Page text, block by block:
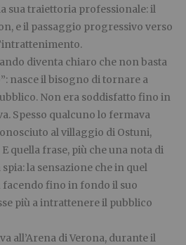
sua traiettoria professionale: il
e il passaggio progressivo verso
diventa chiaro che non basta
nasce il bisogno di tornare a
Non era soddisfatto fino in
Spesso qualcuno lo fermava
al villaggio di Ostuni,
quella frase, più che una nota di
la sensazione che in quel
facendo fino in fondo il suo
più a intrattenere il pubblico
all’Arena di Verona, durante il